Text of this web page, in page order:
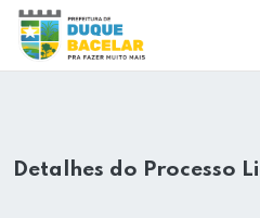
Detalhes do Processo